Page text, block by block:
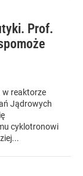
Prof.
w reaktorze
Jądrowych
cyklotronowi